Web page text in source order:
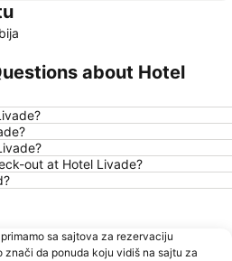
Staro Selo Sirogojno
Gradski stadion Čika Dača
about Hotel
out at Hotel Livade?
sa sajtova za rezervaciju
znači da ponuda koju vidiš na sajtu za